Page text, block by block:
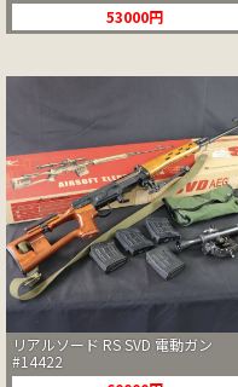
53000円
リアルソード RS SVD 電動ガン
#14422